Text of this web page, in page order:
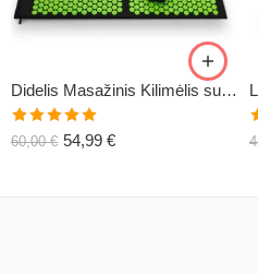
Didelis Masažinis Kilimėlis su Pagalve XL-CLASSIC1
Įvertinimas:
5.00
60,00€ 54,99 €